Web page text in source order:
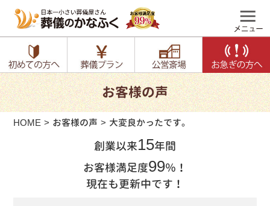
お客様の声
HOME お客様の声 大変良かったです。
創業以来15年間
お客様満足度99％！
現在も更新中です！